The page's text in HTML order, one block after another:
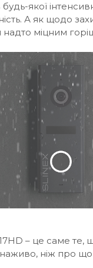
будь-якої
А як щодо
надто міцним
– це саме
ніж про що